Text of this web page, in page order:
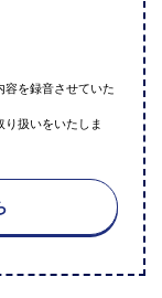
容を録音させていた
り扱いをいたしま